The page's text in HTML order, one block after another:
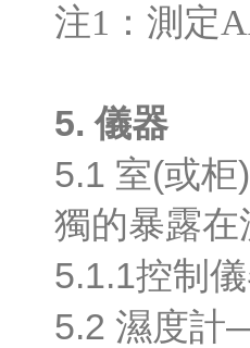
注1：測定
5.儀器
5.1 室(或柜)
獨的暴露在
5.1.1控制
5.2 濕度計